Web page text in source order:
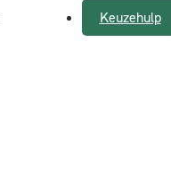
Keuzehulp